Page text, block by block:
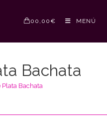
0 0,00 € MENÚ
Bachata
Plata Bachata